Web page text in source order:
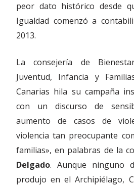
peor dato histórico desde
Igualdad comenzó a
2013.
La consejería de
Juventud, Infancia y
Canarias hila su campaña
con un discurso de
aumento de casos de
violencia tan preocupante
familias», en palabras de la
Delgado. Aunque ninguno
produjo en el Archipiélago,